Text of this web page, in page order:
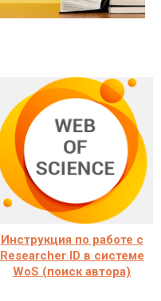
Инструкция по работе с
Researcher ID в системе
WoS (поиск автора)